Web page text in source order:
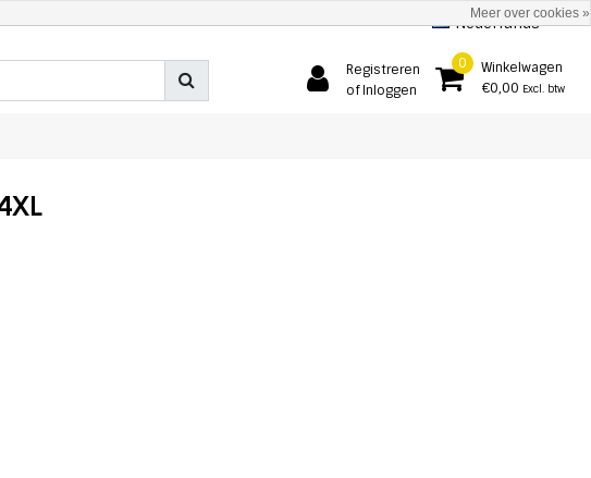
Nederlands
Registreren
of Inloggen
0
Winkelwagen
€0,00 Excl. btw
Meer over cookies »